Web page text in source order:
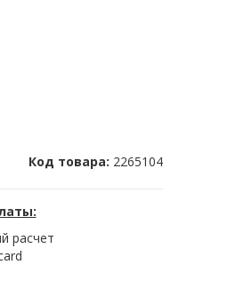
Код товара: 2265104
расчет